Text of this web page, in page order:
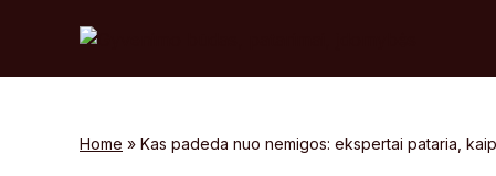
Home » Kas padeda nuo nemigos: ekspertai pataria,